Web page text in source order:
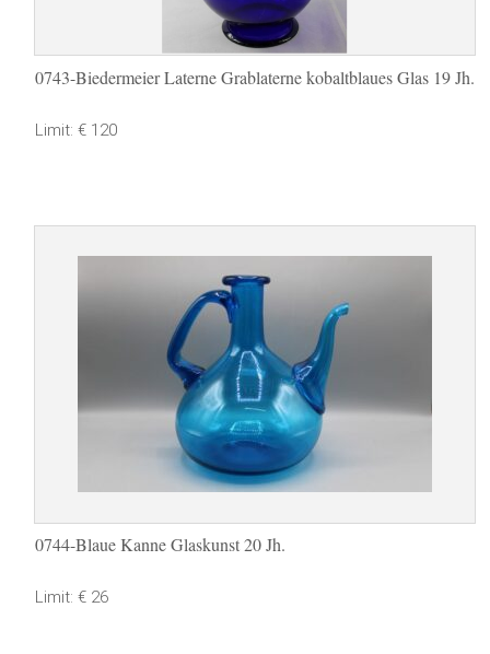
0743-Biedermeier Laterne Grablaterne kobaltblaues Glas 19 Jh.
Limit: € 120
0744-Blaue Kanne Glaskunst 20 Jh.
Limit: € 26